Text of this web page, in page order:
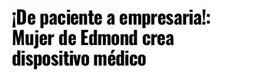
¡De paciente a empresaria!:
Mujer de Edmond crea
dispositivo médico